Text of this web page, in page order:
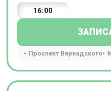
16:00
Проспект Вернадского